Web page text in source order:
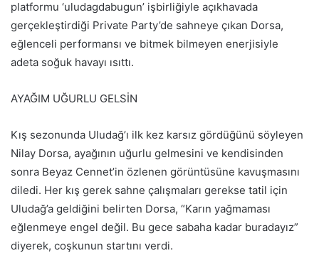
platformu ‘uludagdabugun’ işbirliğiyle açıkhavada
gerçekleştirdiği Private Party’de sahneye çıkan Dorsa,
eğlenceli performansı ve bitmek bilmeyen enerjisiyle
adeta soğuk havayı ısıttı.
AYAĞIM UĞURLU GELSİN
Kış sezonunda Uludağ’ı ilk kez karsız gördüğünü söyleyen
Nilay Dorsa, ayağının uğurlu gelmesini ve kendisinden
sonra Beyaz Cennet’in özlenen görüntüsüne kavuşmasını
diledi. Her kış gerek sahne çalışmaları gerekse tatil için
Uludağ’a geldiğini belirten Dorsa, “Karın yağmaması
eğlenmeye engel değil. Bu gece sabaha kadar buradayız”
diyerek, coşkunun startını verdi.